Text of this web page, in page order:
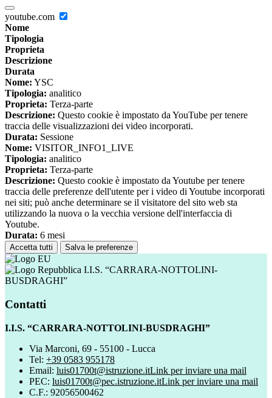
youtube.com
Nome
Tipologia
Proprieta
Descrizione
Durata
Nome: YSC
Tipologia: analitico
Proprieta: Terza-parte
Descrizione: Questo cookie è impostato da YouTube per tenere
traccia delle visualizzazioni dei video incorporati.
Durata: Sessione
Nome: VISITOR_INFO1_LIVE
Tipologia: analitico
Proprieta: Terza-parte
Descrizione: Questo cookie è impostato da Youtube per tenere
traccia delle preferenze dell'utente per i video di Youtube incorporati
nei siti; può anche determinare se il visitatore del sito web sta
utilizzando la nuova o la vecchia versione dell'interfaccia di
Youtube.
Durata: 6 mesi
Accetta tutti Salva le preferenze
I.I.S. “CARRARA-NOTTOLINI-
BUSDRAGHI”
Contatti
I.I.S. “CARRARA-NOTTOLINI-BUSDRAGHI”
Via Marconi, 69 - 55100 - Lucca
Tel: +39 0583 955178
Email: luis01700t@istruzione.itLink per inviare una mail
PEC: luis01700t@pec.istruzione.itLink per inviare una mail
C.F.: 92056500462